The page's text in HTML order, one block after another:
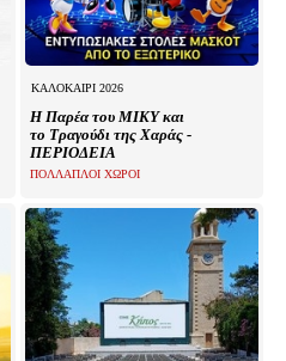
ΚΑΛΟΚΑΙΡΙ 2026
Η Παρέα του ΜΙΚΥ και
το Τραγούδι της Χαράς -
ΠΕΡΙΟΔΕΙΑ
ΠΟΛΛΑΠΛΟΙ ΧΩΡΟΙ